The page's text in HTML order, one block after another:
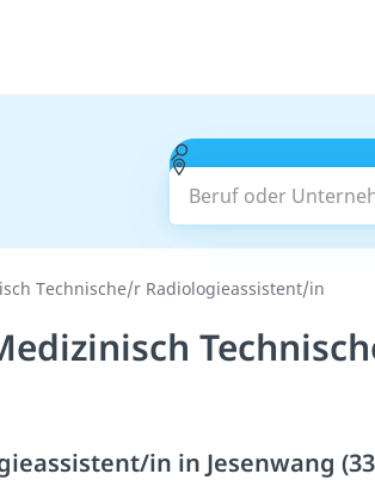
Beruf oder
Technische/r Radiologieassistent/in
in in Jesenwang